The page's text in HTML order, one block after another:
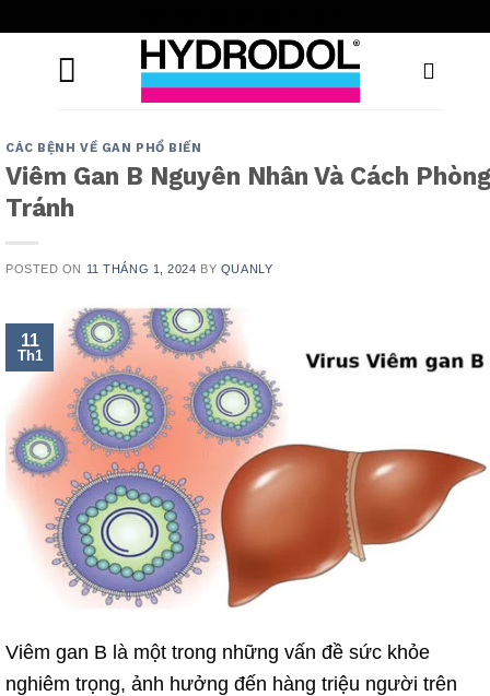
CÁC BỆNH VỀ GAN PHỔ BIẾN
Viêm Gan B Nguyên Nhân Và Cách Phòng
Tránh
POSTED ON 11 THÁNG 1, 2024 BY QUANLY
11
Th1
Viêm gan B là một trong những vấn đề sức khỏe
nghiêm trọng, ảnh hưởng đến hàng triệu người trên